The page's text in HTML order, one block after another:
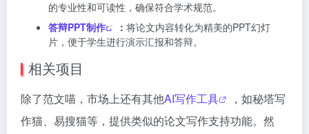
的专业性和可读性，确保符合学术规范。
答辩PPT制作
： 将论文内容转化为精美的PPT幻灯
片，便于学生进行演示汇报和答辩。
相关项目
除了范文喵，市场上还有其他AI写作工具
，如秘塔写
作猫、易搜猫等，提供类似的论文写作支持功能。然